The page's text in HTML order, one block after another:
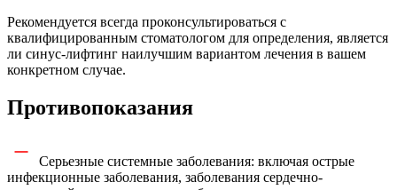
Рекомендуется всегда проконсультироваться с
квалифицированным стоматологом для определения, является
ли синус-лифтинг наилучшим вариантом лечения в вашем
конкретном случае.
Противопоказания
Серьезные системные заболевания: включая острые
инфекционные заболевания, заболевания сердечно-